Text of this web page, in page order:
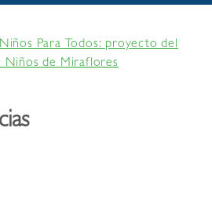
Para Todos: proyecto del
Niños de Miraflores